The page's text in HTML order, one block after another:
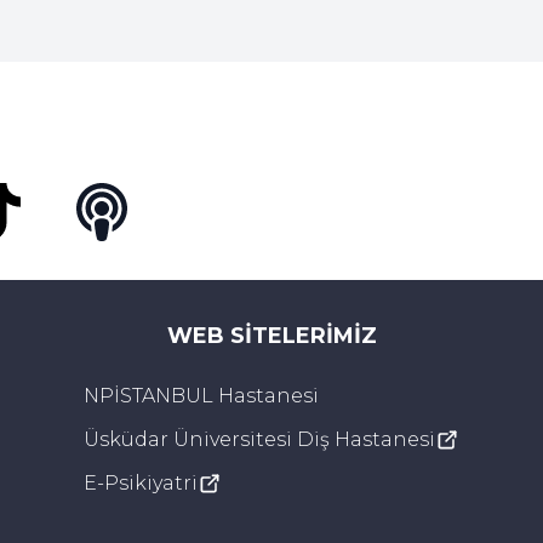
WEB SITELERIMIZ
NPİSTANBUL Hastanesi
Üsküdar Üniversitesi Diş Hastanesi
E-Psikiyatri